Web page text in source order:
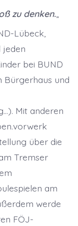
zu denken.„
Lübeck,
jeden
bei BUND
Bürgerhaus und
Mit anderen
über die
Tremser
am
werde
FÖJ-